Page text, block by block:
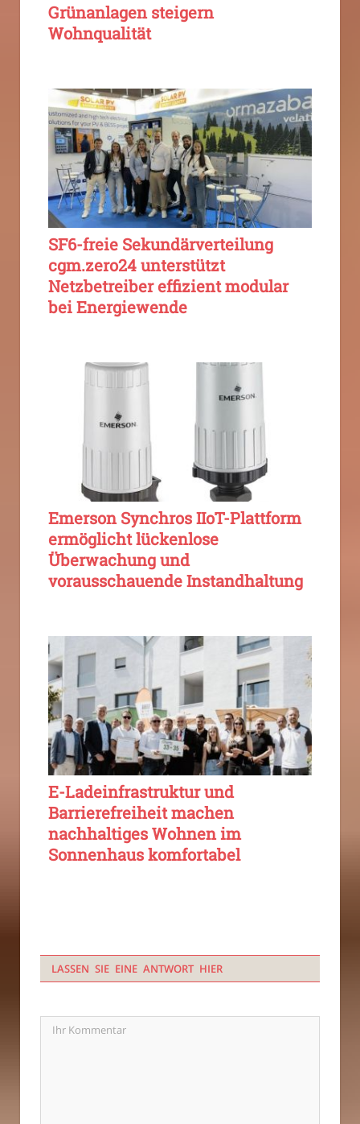
Grünanlagen steigern
Wohnqualität
SF6-freie Sekundärverteilung
cgm.zero24 unterstützt
Netzbetreiber effizient modular
bei Energiewende
Emerson Synchros IIoT-Plattform
ermöglicht lückenlose
Überwachung und
vorausschauende Instandhaltung
E-Ladeinfrastruktur und
Barrierefreiheit machen
nachhaltiges Wohnen im
Sonnenhaus komfortabel
LASSEN SIE EINE ANTWORT HIER